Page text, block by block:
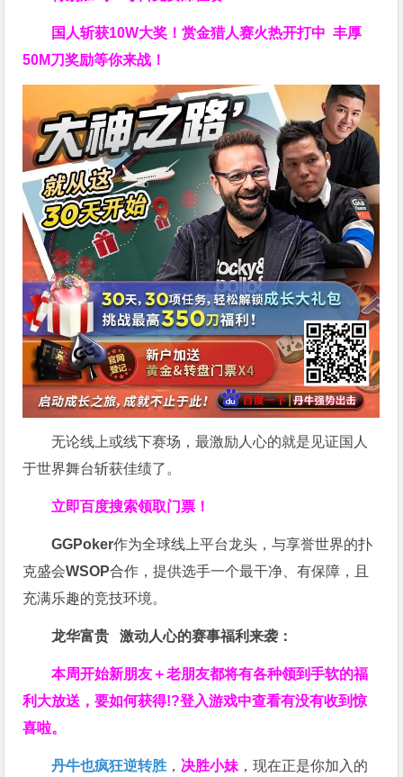
国人斩获10W大奖！赏金猎人赛火热开打中 丰厚
50M刀奖励等你来战！
无论线上或线下赛场，最激励人心的就是见证国人
于世界舞台斩获佳绩了。
立即百度搜索领取门票！
GGPoker作为全球线上平台龙头，与享誉世界的扑
克盛会WSOP合作，提供选手一个最干净、有保障，且
充满乐趣的竞技环境。
龙华富贵 激动人心的赛事福利来袭：
本周开始新朋友＋老朋友都将有各种领到手软的福
利大放送，要如何获得!?登入游戏中查看有没有收到惊
喜啦。
丹牛也疯狂逆转胜 ， 决胜小妹 ，现在正是你加入的